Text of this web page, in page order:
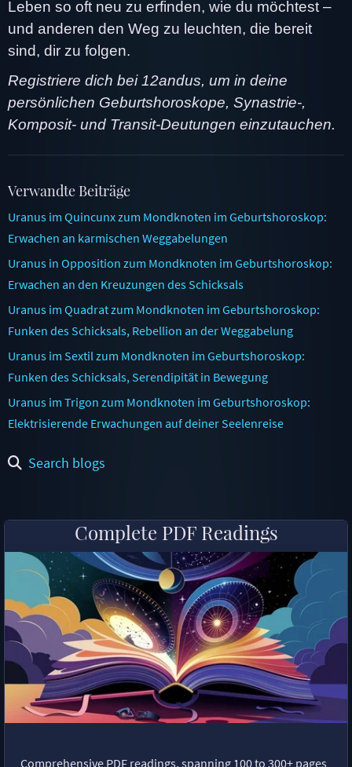
Leben so oft neu zu erfinden, wie du möchtest –
und anderen den Weg zu leuchten, die bereit
sind, dir zu folgen.
Registriere dich bei 12andus, um in deine
persönlichen Geburtshoroskope, Synastrie-,
Komposit- und Transit-Deutungen einzutauchen.
Verwandte Beiträge
Uranus im Quincunx zum Mondknoten im Geburtshoroskop:
Erwachen an karmischen Weggabelungen
Uranus in Opposition zum Mondknoten im Geburtshoroskop:
Erwachen an den Kreuzungen des Schicksals
Uranus im Quadrat zum Mondknoten im Geburtshoroskop:
Funken des Schicksals, Rebellion an der Weggabelung
Uranus im Sextil zum Mondknoten im Geburtshoroskop:
Funken des Schicksals, Serendipität in Bewegung
Uranus im Trigon zum Mondknoten im Geburtshoroskop:
Elektrisierende Erwachungen auf deiner Seelenreise
Search blogs
Complete PDF Readings
Comprehensive PDF readings, spanning 100 to 300+ pages